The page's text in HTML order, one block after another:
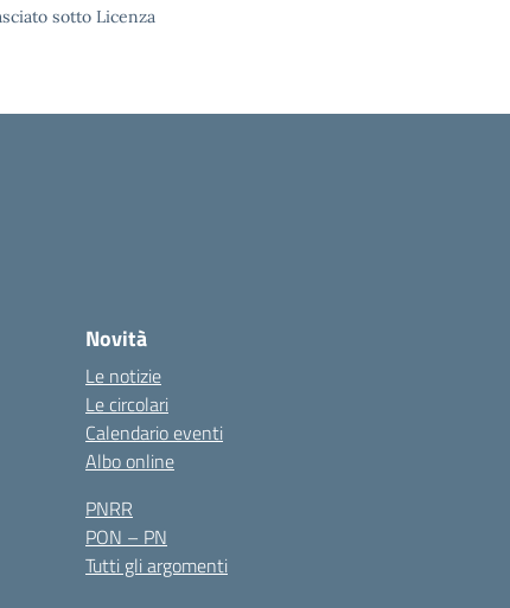
sotto Licenza
Novità
Le notizie
Le circolari
Calendario eventi
Albo online
PNRR
PON – PN
Tutti gli argomenti